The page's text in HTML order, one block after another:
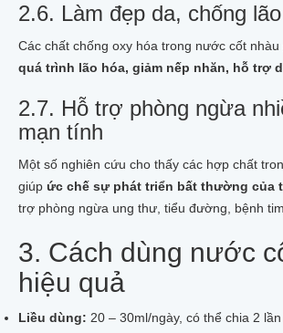
2.6. Làm đẹp da, chống
Các chất chống oxy hóa trong nước cốt nhàu
quá trình lão hóa, giảm nếp nhăn, hỗ trợ
2.7. Hỗ trợ phòng ngừa
mạn tính
Một số nghiên cứu cho thấy các hợp chất
giúp ức chế sự phát triển bất thường của
trợ phòng ngừa ung thư, tiểu đường, bệnh
3. Cách dùng nước
hiệu quả
Liều dùng: 20 – 30ml/ngày, có thể chia 2 lần